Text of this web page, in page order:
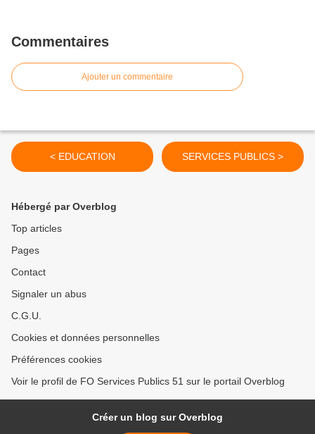
Commentaires
Ajouter un commentaire
< EDUCATION SERVICES PUBLICS >
Hébergé par Overblog
Top articles
Pages
Contact
Signaler un abus
C.G.U.
Cookies et données personnelles
Préférences cookies
Voir le profil de FO Services Publics 51 sur le portail Overblog
Créer un blog sur Overblog